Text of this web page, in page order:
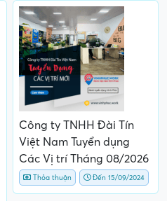
Công ty TNHH Đài Tín
Việt Nam Tuyển dụng
Các Vị trí Tháng 08/2026
Thỏa thuận Đến 15/09/2024